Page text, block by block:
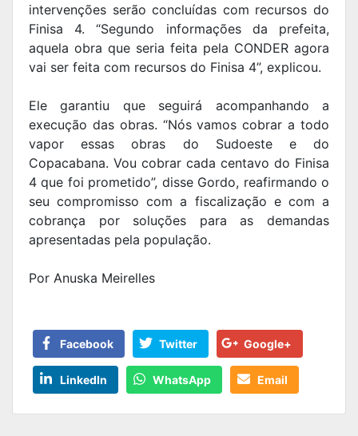
intervenções serão concluídas com recursos do
Finisa 4. “Segundo informações da prefeita,
aquela obra que seria feita pela CONDER agora
vai ser feita com recursos do Finisa 4”, explicou.
Ele garantiu que seguirá acompanhando a
execução das obras. “Nós vamos cobrar a todo
vapor essas obras do Sudoeste e do
Copacabana. Vou cobrar cada centavo do Finisa
4 que foi prometido”, disse Gordo, reafirmando o
seu compromisso com a fiscalização e com a
cobrança por soluções para as demandas
apresentadas pela população.
Por Anuska Meirelles
Facebook Twitter Google+
LinkedIn WhatsApp Email